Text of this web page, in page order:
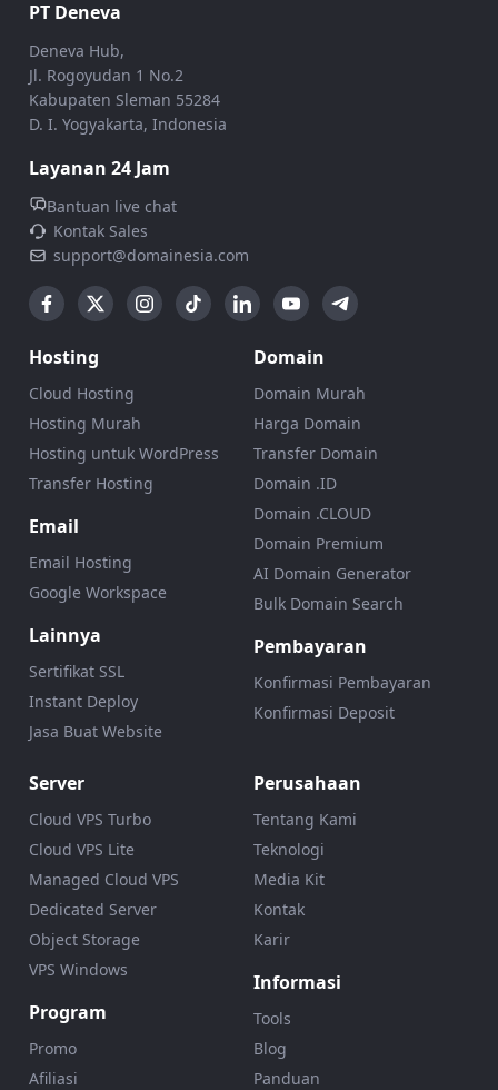
PT Deneva
Deneva Hub,
Jl. Rogoyudan 1 No.2
Kabupaten Sleman 55284
D. I. Yogyakarta, Indonesia
Layanan 24 Jam
Bantuan live chat
Kontak Sales
support@domainesia.com
Hosting
Cloud Hosting
Hosting Murah
Hosting untuk WordPress
Transfer Hosting
Email
Email Hosting
Google Workspace
Lainnya
Sertifikat SSL
Instant Deploy
Jasa Buat Website
Domain
Domain Murah
Harga Domain
Transfer Domain
Domain .ID
Domain .CLOUD
Domain Premium
AI Domain Generator
Bulk Domain Search
Pembayaran
Konfirmasi Pembayaran
Konfirmasi Deposit
Server
Cloud VPS Turbo
Cloud VPS Lite
Managed Cloud VPS
Dedicated Server
Object Storage
VPS Windows
Program
Promo
Afiliasi
Perusahaan
Tentang Kami
Teknologi
Media Kit
Kontak
Karir
Informasi
Tools
Blog
Panduan